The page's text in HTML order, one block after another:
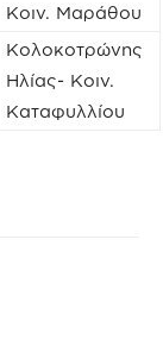
Κοιν. Μαράθου
Κολοκοτρώνης
Ηλίας- Κοιν.
Καταφυλλίου